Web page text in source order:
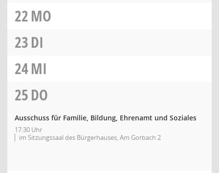
22MO
23DI
24MI
25DO
Ausschuss für Familie, Bildung, Ehrenamt und Soziales
17:30 Uhr
im Sitzungssaal des Bürgerhauses, Am Gorbach 2